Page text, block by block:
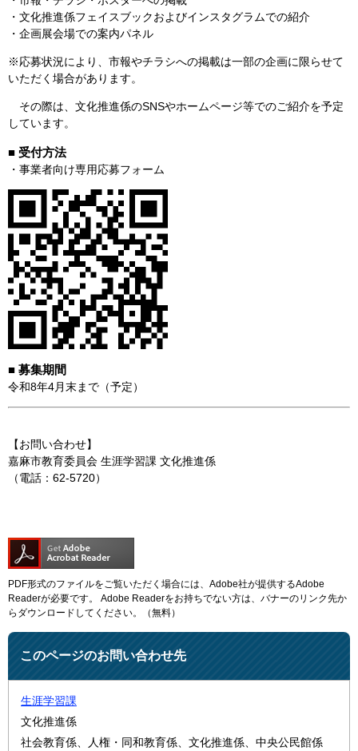
・文化推進係フェイスブックおよびインスタグラムでの紹介
・企画展会場での案内パネル
※応募状況により、市報やチラシへの掲載は一部の企画に限らせて
いただく場合があります。
その際は、文化推進係のSNSやホームページ等でのご紹介を予定
しています。
■ 受付方法
・事業者向け専用応募フォーム
■ 募集期間
令和8年4月末まで（予定）
【お問い合わせ】
嘉麻市教育委員会 生涯学習課 文化推進係
（電話：62-5720）
PDF形式のファイルをご覧いただく場合には、Adobe社が提供するAdobe
Readerが必要です。
Adobe Readerをお持ちでない方は、バナーのリンク先か
らダウンロードしてください。（無料）
このページのお問い合わせ先
生涯学習課
文化推進係
社会教育係、人権・同和教育係、文化推進係、中央公民館係